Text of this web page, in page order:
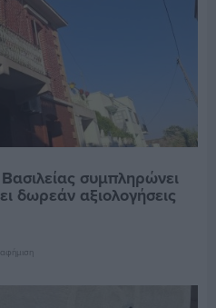
συμπληρώνει
δωρεάν αξιολογήσεις